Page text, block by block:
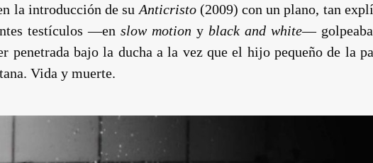
la introducción de su Anticristo(2009) con un plano, tan
testículos —en slow motion y black and white—
penetrada bajo la ducha a la vez que el hijo pequeño de la
Vida y muerte.